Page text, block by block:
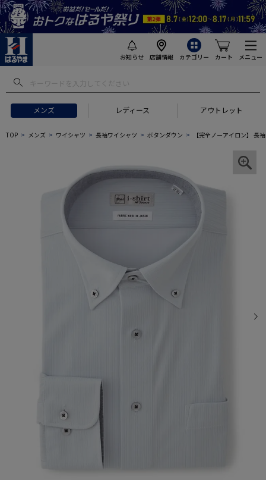
お知らせ 店舗情報 カテゴリー カート メニュー
メンズ レディース アウトレット
TOP メンズ ワイシャツ 長袖ワイシャツ ボタンダウン 【完全ノーアイロン】 長